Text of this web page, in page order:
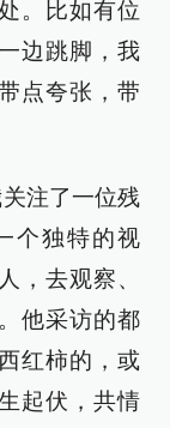
。比如有位
边跳脚，我
点夸张，带
注了一位残
个独特的视
，去观察、
他采访的都
红柿的，或
起伏，共情